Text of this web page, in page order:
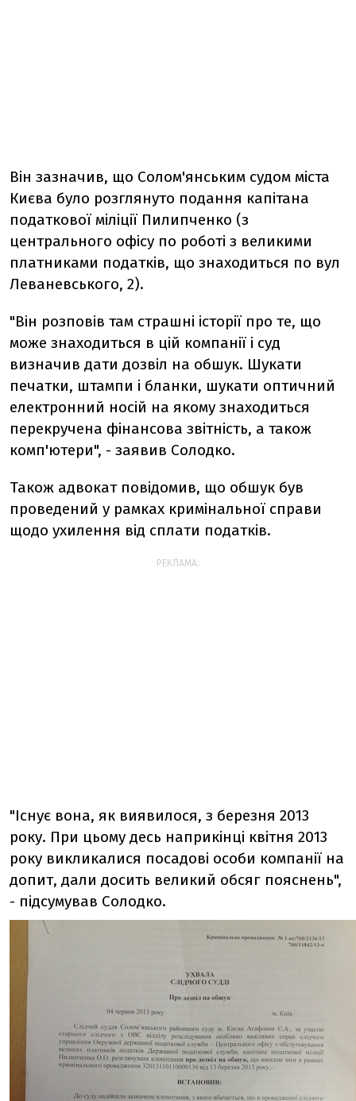
Він зазначив, що Солом'янським судом міста
Києва було розглянуто подання капітана
податкової міліції Пилипченко (з
центрального офісу по роботі з великими
платниками податків, що знаходиться по вул
Леваневського, 2).
"Він розповів там страшні історії про те, що
може знаходиться в цій компанії і суд
визначив дати дозвіл на обшук. Шукати
печатки, штампи і бланки, шукати оптичний
електронний носій на якому знаходиться
перекручена фінансова звітність, а також
комп'ютери", - заявив Солодко.
Також адвокат повідомив, що обшук був
проведений у рамках кримінальної справи
щодо ухилення від сплати податків.
РЕКЛАМА:
"Існує вона, як виявилося, з березня 2013
року. При цьому десь наприкінці квітня 2013
року викликалися посадові особи компанії на
допит, дали досить великий обсяг пояснень",
- підсумував Солодко.